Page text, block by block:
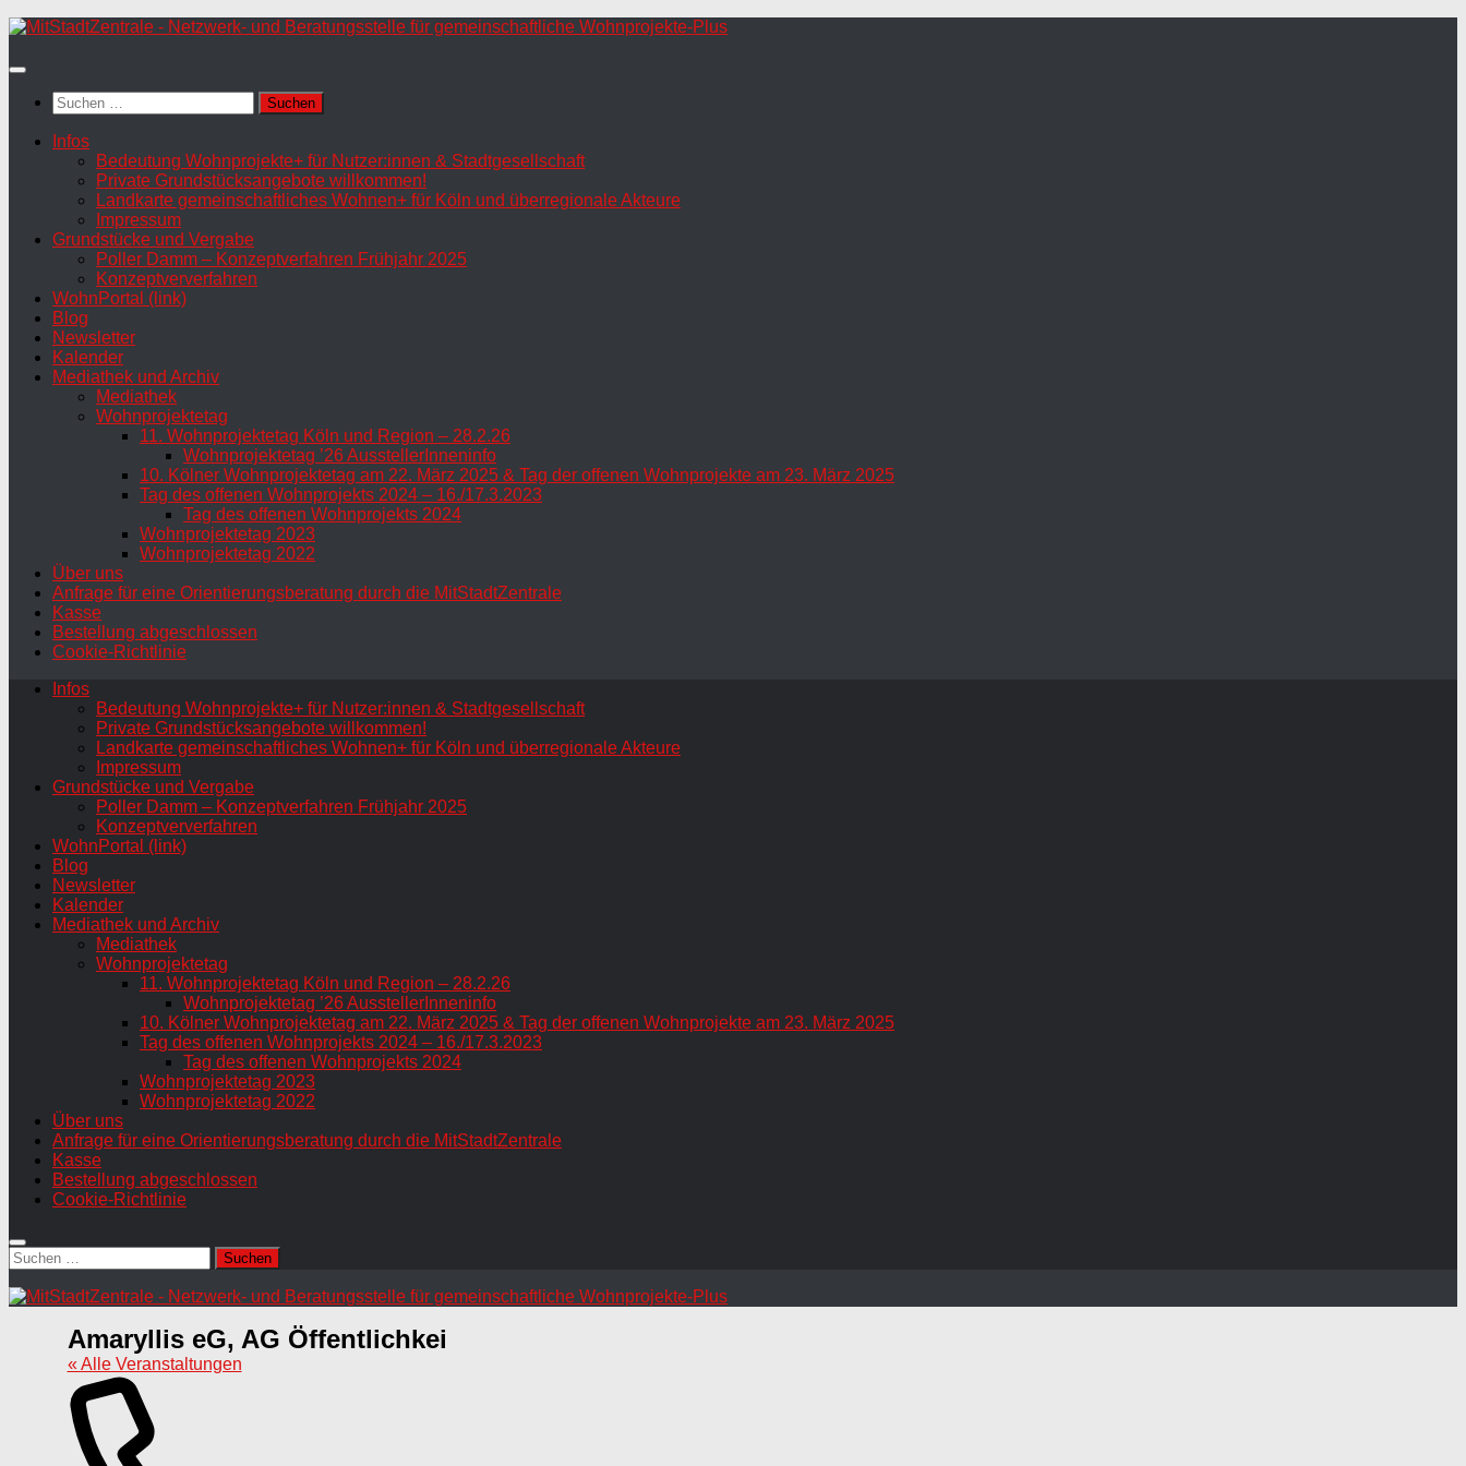
Zum
springen
Suchen
nach:
Infos
Bedeutung Wohnprojekte+ für Nutzer:innen & Stadtgesellschaft
Private Grundstücksangebote willkommen!
Landkarte gemeinschaftliches Wohnen+ für Köln und überregionale Akteure
Impressum
Grundstücke und Vergabe
Poller Damm – Konzeptverfahren Frühjahr 2025
Konzeptververfahren
WohnPortal (link)
Blog
Newsletter
Kalender
Mediathek und Archiv
Mediathek
Wohnprojektetag
11. Wohnprojektetag Köln und Region – 28.2.26
Wohnprojektetag ’26 AusstellerInneninfo
10. Kölner Wohnprojektetag am 22. März 2025 & Tag der offenen Wohnprojekte am 23. März 2025
Tag des offenen Wohnprojekts 2024 – 16./17.3.2023
Tag des offenen Wohnprojekts 2024
Wohnprojektetag 2023
Wohnprojektetag 2022
Über uns
Anfrage für eine Orientierungsberatung durch die MitStadtZentrale
Kasse
Bestellung abgeschlossen
Cookie-Richtlinie
Infos
Bedeutung Wohnprojekte+ für Nutzer:innen & Stadtgesellschaft
Private Grundstücksangebote willkommen!
Landkarte gemeinschaftliches Wohnen+ für Köln und überregionale Akteure
Impressum
Grundstücke und Vergabe
Poller Damm – Konzeptverfahren Frühjahr 2025
Konzeptververfahren
WohnPortal (link)
Blog
Newsletter
Kalender
Mediathek und Archiv
Mediathek
Wohnprojektetag
11. Wohnprojektetag Köln und Region – 28.2.26
Wohnprojektetag ’26 AusstellerInneninfo
10. Kölner Wohnprojektetag am 22. März 2025 & Tag der offenen Wohnprojekte am 23. März 2025
Tag des offenen Wohnprojekts 2024 – 16./17.3.2023
Tag des offenen Wohnprojekts 2024
Wohnprojektetag 2023
Wohnprojektetag 2022
Über uns
Anfrage für eine Orientierungsberatung durch die MitStadtZentrale
Kasse
Bestellung abgeschlossen
Cookie-Richtlinie
Suchen
nach:
Amaryllis eG, AG Öffentlichkei
« Alle Veranstaltungen